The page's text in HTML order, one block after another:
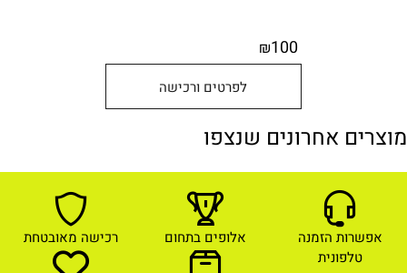
₪100
לפרטים ורכישה
מוצרים אחרונים שנצפו
אפשרות הזמנה
טלפונית
אלופים בתחום רכישה מאובטחת